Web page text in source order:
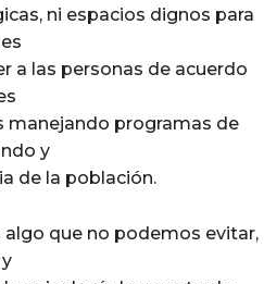
ni espacios dignos para
a las personas de acuerdo
manejando programas de
y
de la población.
algo que no podemos evitar,